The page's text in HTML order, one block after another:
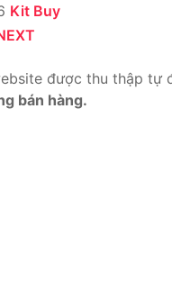
Kit Buy
được thu thập tự
bán hàng.